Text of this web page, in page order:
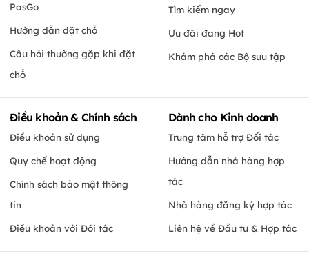
PasGo
Hướng dẫn đặt chỗ
Câu hỏi thường gặp khi đặt
chỗ
Tìm kiếm ngay
Ưu đãi đang Hot
Khám phá các Bộ sưu tập
Điều khoản & Chính sách
Điều khoản sử dụng
Quy chế hoạt động
Chính sách bảo mật thông
tin
Điều khoản với Đối tác
Dành cho Kinh doanh
Trung tâm hỗ trợ Đối tác
Hướng dẫn nhà hàng hợp
tác
Nhà hàng đăng ký hợp tác
Liên hệ về Đầu tư & Hợp tác